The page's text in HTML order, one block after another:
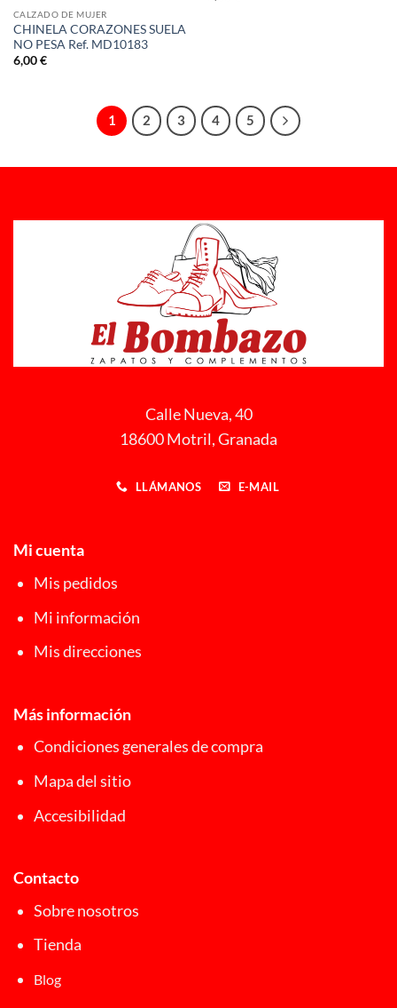
CALZADO DE MUJER
CHINELA CORAZONES SUELA
NO PESA Ref. MD10183
6,00€
1 2 3 4 5
Calle Nueva, 40
18600 Motril, Granada
LLÁMANOS E-MAIL
Mi cuenta
Mis pedidos
Mi información
Mis direcciones
Más información
Condiciones generales de compra
Mapa del sitio
Accesibilidad
Contacto
Sobre nosotros
Tienda
Blog